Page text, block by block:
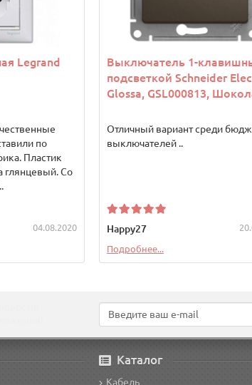
Legrand
по
Пластик
глянцевый. Со
04.08.2020
Выключатель 1-
подсветкой Schneider
Glossa, GSL000813,
Отличный вариант среди
выключателей ..
Happy27
Подробнее...
Каталог
Кабель